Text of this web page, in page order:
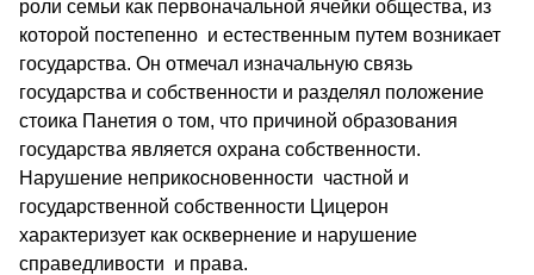
роли семьи как первоначальной ячейки общества, из
которой постепенно и естественным путем возникает
государства. Он отмечал изначальную связь
государства и собственности и разделял положение
стоика Панетия о том, что причиной образования
государства является охрана собственности.
Нарушение неприкосновенности частной и
государственной собственности Цицерон
характеризует как осквернение и нарушение
справедливости и права.